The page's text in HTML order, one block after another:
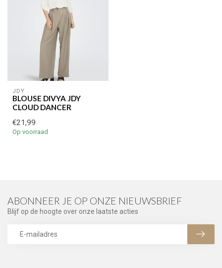
JDY
BLOUSE DIVYA JDY
CLOUD DANCER
€21,99
Op voorraad
ABONNEER JE OP ONZE NIEUWSBRIEF
Blijf op de hoogte over onze laatste acties